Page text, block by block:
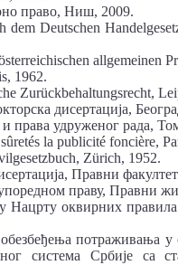
право, Ниш, 2009.
Deutschen
allgemeinen
1962.
Zurückbehaltungsrecht,
дисертација,
права удруженог рада,
la publicité foncière,
Zürich, 1952.
Правни
праву, Правни
Нацрту оквирних
потраживања
система Србије са